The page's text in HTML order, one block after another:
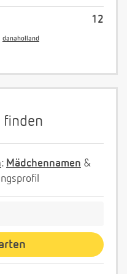
12
danaholland
finden
: Mädchennamen &